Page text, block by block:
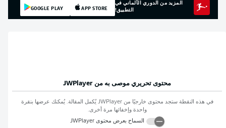
المزيد من الدوري الألماني في
التطبيق!
APP STORE
GOOGLE PLAY
محتوى تحريري موصى به من JWPlayer
في هذه النقطة ستجد محتوى خارجيًا منJWPlayer يُكمل المقالة. يُمكنك عرضها بنقرة
واحدة وإخفائها مرة أخرى.
السماح بعرض محتوىJWPlayer